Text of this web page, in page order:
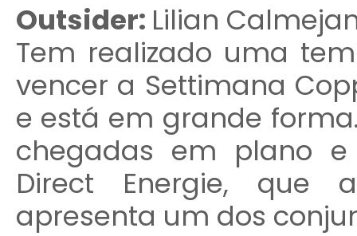
Outsider: Lilian
Tem realizado uma
vencer a Settimana
e está em grande
chegadas em plano
Direct Energie, que
apresenta um dos